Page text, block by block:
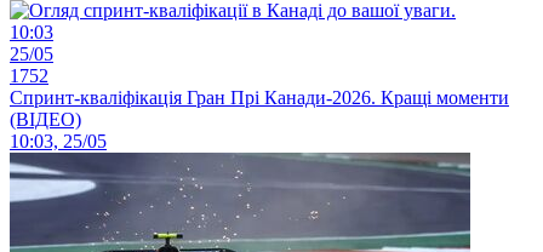
10:03
25/05
1752
Спринт-кваліфікація Гран Прі Канади-2026. Кращі моменти
(ВІДЕО)
10:03, 25/05